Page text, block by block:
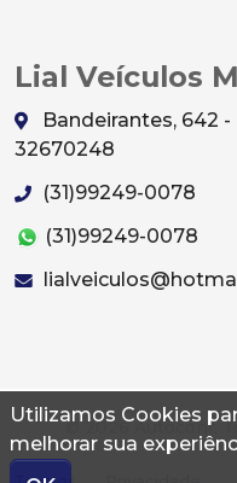
Utilizamos Cookies
melhorar sua
Lial Veículos
Bandeirantes, 642
32670248
(31)99249-0078
(31)99249-0078
© 2026 Autoconf.